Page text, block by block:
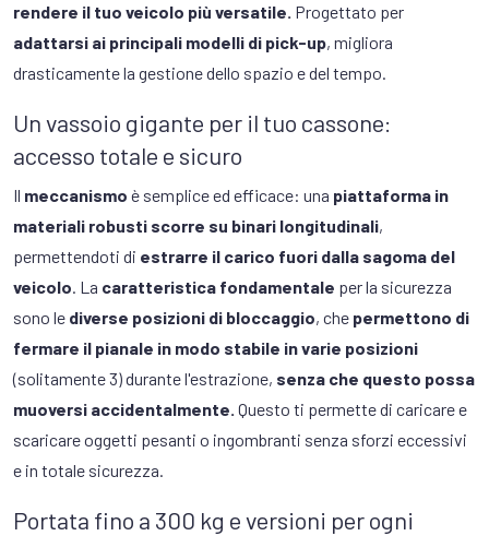
rendere il tuo veicolo più versatile. Progettato per
adattarsi ai principali modelli di pick-up, migliora
drasticamente la gestione dello spazio e del tempo.
Un vassoio gigante per il tuo cassone:
accesso totale e sicuro
Il meccanismo è semplice ed efficace: una piattaforma in
materiali robusti scorre su binari longitudinali,
permettendoti di estrarre il carico fuori dalla sagoma del
veicolo. La caratteristica fondamentale per la sicurezza
sono le diverse posizioni di bloccaggio, che permettono di
fermare il pianale in modo stabile in varie posizioni
(solitamente 3) durante l'estrazione, senza che questo possa
muoversi accidentalmente. Questo ti permette di caricare e
scaricare oggetti pesanti o ingombranti senza sforzi eccessivi
e in totale sicurezza.
Portata fino a 300 kg e versioni per ogni